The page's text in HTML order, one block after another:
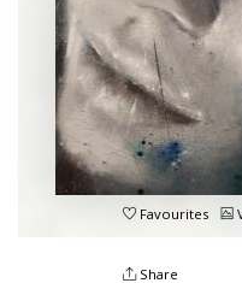
Favourites
Share